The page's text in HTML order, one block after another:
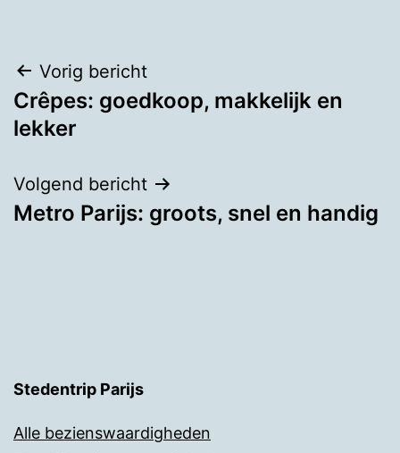
Bericht
navigatie
Vorig bericht
Crêpes: goedkoop, makkelijk en
lekker
Volgend bericht
Metro Parijs: groots, snel en handig
Stedentrip Parijs
Alle bezienswaardigheden